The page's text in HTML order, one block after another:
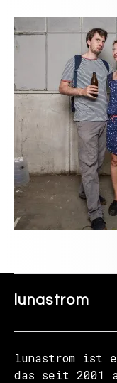
lunastrom
lunastrom ist
das seit 2001